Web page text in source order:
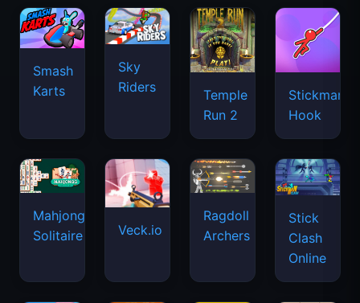
Smash
Karts
Sky
Riders
Temple
Run 2
Stickman
Hook
Mahjongg
Solitaire
Veck.io
Ragdoll
Archers
Stick
Clash
Online